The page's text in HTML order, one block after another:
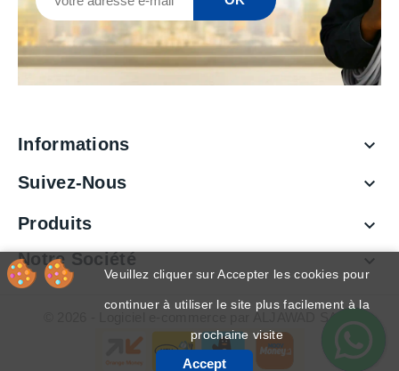
Informations 
Suivez-Nous 
Produits 
Notre Société 
Veuillez cliquer sur Accepter les cookies pour
continuer à utiliser le site plus facilement à la
prochaine visite
Accept
© 2026 - Logiciel e-commerce par ALJAWAD SARL